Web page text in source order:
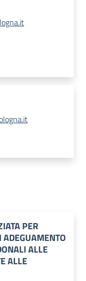
PER
ALLE
ALLE